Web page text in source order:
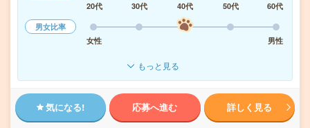
20代
30代 40代 50代
60代
男女比率
女性
男性
もっと見る
気になる! 応募へ進む 詳しく見る